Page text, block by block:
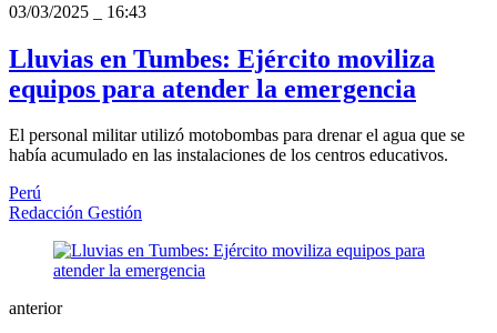
03/03/2025
16:43
Lluvias en Tumbes: Ejército moviliza
equipos para atender la emergencia
El personal militar utilizó motobombas para drenar el agua que se
había acumulado en las instalaciones de los centros educativos.
Perú
Redacción Gestión
anterior